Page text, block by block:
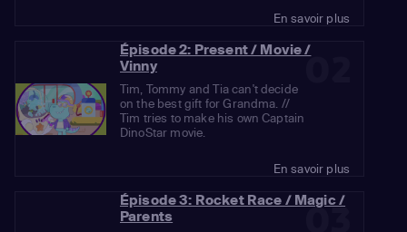
En savoir plus
02
Épisode 2: Present / Movie /
Vinny
Tim, Tommy and Tia can't decide
on the best gift for Grandma. //
Tim tries to make his own Captain
DinoStar movie.
En savoir plus
03
Épisode 3: Rocket Race / Magic /
Parents